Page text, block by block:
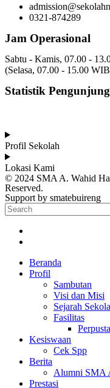
0321-874289
Jam Operasional
Sabtu - Kamis, 07.00 -
(Selasa, 07.00 - 15.00
Statistik Pengunjung
Profil Sekolah
Lokasi Kami
© 2024 SMA A. Wahid
Reserved.
Support by smatebuireng
Beranda
Profil
Sambutan
Visi dan Misi
Sejarah
Fasilitas
Kesiswaan
Cek Spp
Berita
Alumni SMA
Prestasi